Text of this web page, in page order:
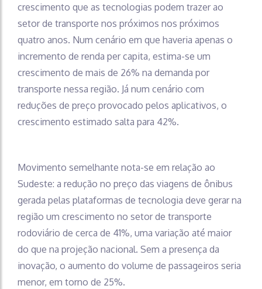
crescimento que as tecnologias podem trazer ao
setor de transporte nos próximos nos próximos
quatro anos. Num cenário em que haveria apenas o
incremento de renda per capita, estima-se um
crescimento de mais de 26% na demanda por
transporte nessa região. Já num cenário com
reduções de preço provocado pelos aplicativos, o
crescimento estimado salta para 42%.
Movimento semelhante nota-se em relação ao
Sudeste: a redução no preço das viagens de ônibus
gerada pelas plataformas de tecnologia deve gerar na
região um crescimento no setor de transporte
rodoviário de cerca de 41%, uma variação até maior
do que na projeção nacional. Sem a presença da
inovação, o aumento do volume de passageiros seria
menor, em torno de 25%.